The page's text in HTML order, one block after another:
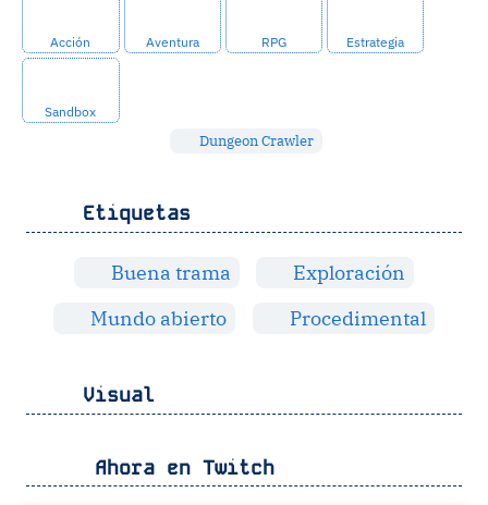
Acción Aventura RPG Estrategia
Sandbox
Dungeon Crawler
Etiquetas
Buena trama
Exploración
Mundo abierto
Procedimental
Visual
Ahora en Twitch